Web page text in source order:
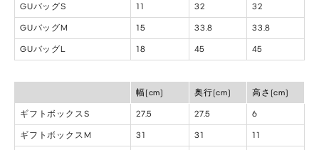
GUバッグS 11 32 32
GUバッグM 15 33.8 33.8
GUバッグL 18 45 45
幅(cm) 奥行(cm) 高さ(cm)
ギフトボックスS 27.5 27.5 6
ギフトボックスM 31 31 11